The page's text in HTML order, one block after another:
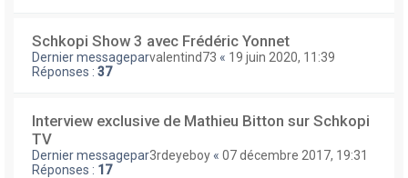
Schkopi Show 3 avec Frédéric Yonnet
Dernier messageparvalentind73 « 19 juin 2020, 11:39
Réponses : 37
Interview exclusive de Mathieu Bitton sur Schkopi
TV
Dernier messagepar3rdeyeboy « 07 décembre 2017, 19:31
Réponses : 17